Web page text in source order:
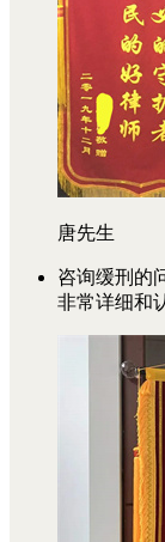
唐先生
咨询缓刑的
非常详细和